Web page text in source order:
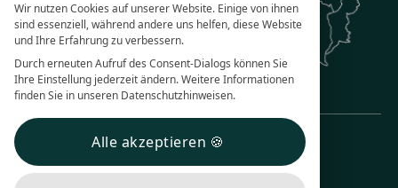
Wir nutzen Cookies auf unserer Website. Einige von ihnen
sind essenziell, während andere uns helfen, diese Website
und Ihre Erfahrung zu verbessern.
Durch erneuten Aufruf des Consent-Dialogs können Sie
Ihre Einstellung jederzeit ändern. Weitere Informationen
finden Sie in unseren Datenschutzhinweisen.
Alle akzeptieren
IMPRESSUMDATENSCHUTZ
DATENSCHUTZ­EINSTELLUNGEN